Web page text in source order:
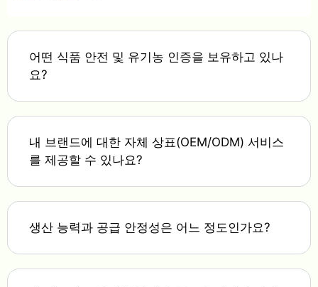
어떤 식품 안전 및 유기농 인증을 보유하고 있나
요?
내 브랜드에 대한 자체 상표(OEM/ODM) 서비스
를 제공할 수 있나요?
생산 능력과 공급 안정성은 어느 정도인가요?